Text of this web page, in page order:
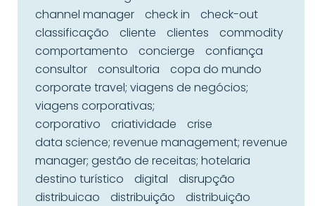
channel manager
check in
check-out
classificação
cliente clientes
commodity
comportamento
concierge
confiança
consultor
consultoria
copa do mundo
corporate travel; viagens de negócios;
viagens corporativas;
corporativo
criatividade
crise
data science; revenue management; revenue
manager; gestão de receitas; hotelaria
destino turístico
digital
disrupção
distribuicao
distribuição
distribuição